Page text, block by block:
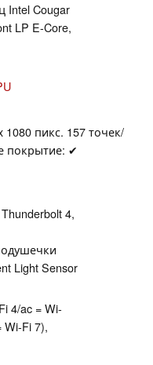
Intel Cougar
LP E-Core,
пикс. 157 точек/
покрытие: ✔
4,
Light Sensor
4/ac = Wi-
Wi-Fi 7),